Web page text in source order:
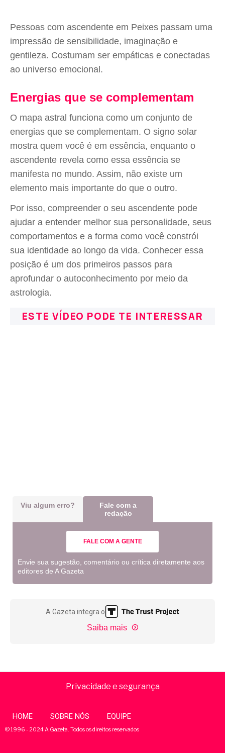
Pessoas com ascendente em Peixes passam uma
impressão de sensibilidade, imaginação e
gentileza. Costumam ser empáticas e conectadas
ao universo emocional.
Energias que se complementam
O mapa astral funciona como um conjunto de
energias que se complementam. O signo solar
mostra quem você é em essência, enquanto o
ascendente revela como essa essência se
manifesta no mundo. Assim, não existe um
elemento mais importante do que o outro.
Por isso, compreender o seu ascendente pode
ajudar a entender melhor sua personalidade, seus
comportamentos e a forma como você constrói
sua identidade ao longo da vida. Conhecer essa
posição é um dos primeiros passos para
aprofundar o autoconhecimento por meio da
astrologia.
ESTE VÍDEO PODE TE INTERESSAR
Viu algum erro?
Fale com a
redação
FALE COM A GENTE
Envie sua sugestão, comentário ou crítica diretamente aos
editores de A Gazeta
A Gazeta integra o
Saiba mais
Privacidade e segurança
HOME SOBRE NÓS EQUIPE
© 1996 - 2024 A Gazeta. Todos os direitos reservados